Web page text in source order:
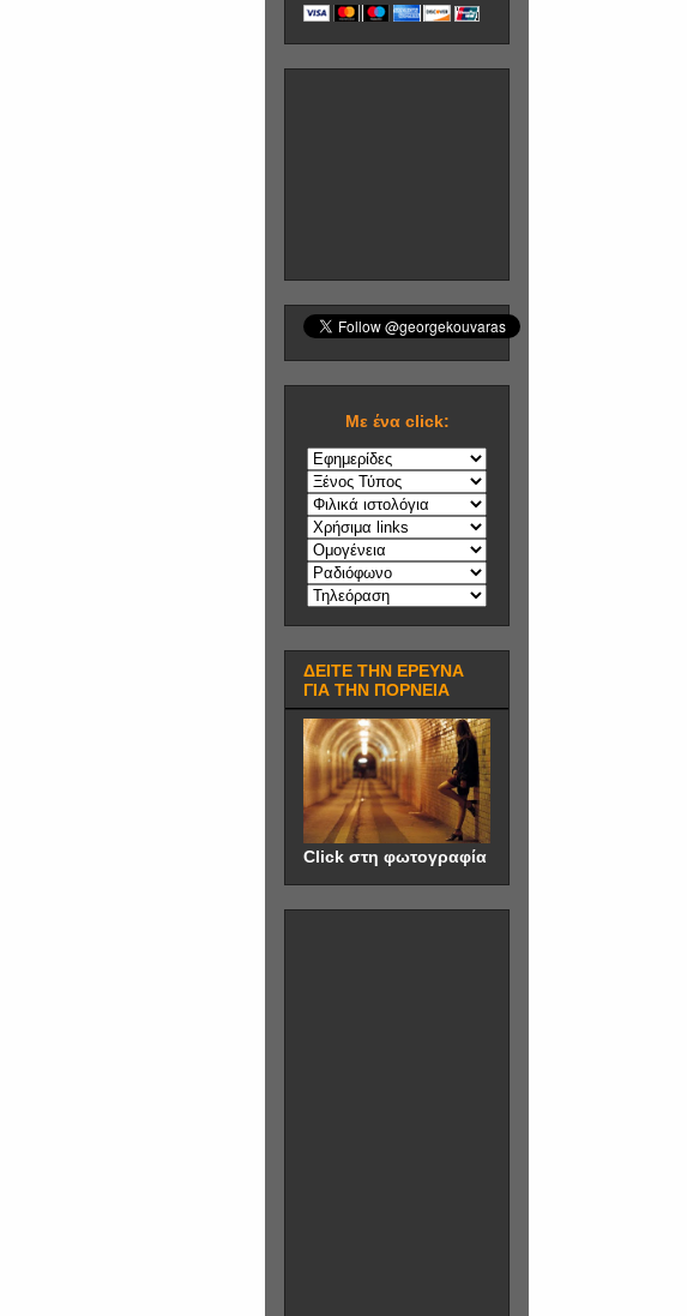
Mε ένα click:
ΔΕΙΤΕ ΤΗΝ ΕΡΕΥΝΑ
ΓΙΑ ΤΗΝ ΠΟΡΝΕΙΑ
Click στη φωτογραφία